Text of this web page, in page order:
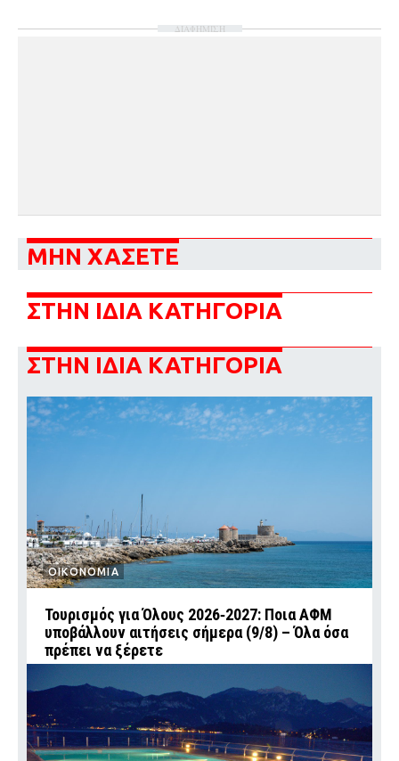
ΔΙΑΦΗΜΙΣΗ
ΜΗΝ ΧΑΣΕΤΕ
ΣΤΗΝ ΙΔΙΑ ΚΑΤΗΓΟΡΙΑ
ΣΤΗΝ ΙΔΙΑ ΚΑΤΗΓΟΡΙΑ
ΟΙΚΟΝΟΜΙΑ
Τουρισμός για Όλους 2026‑2027: Ποια ΑΦΜ
υποβάλλουν αιτήσεις σήμερα (9/8) – Όλα όσα
πρέπει να ξέρετε